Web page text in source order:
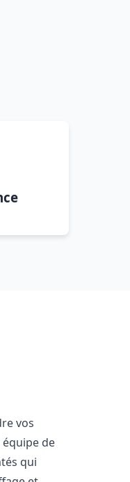
vos
de
qui